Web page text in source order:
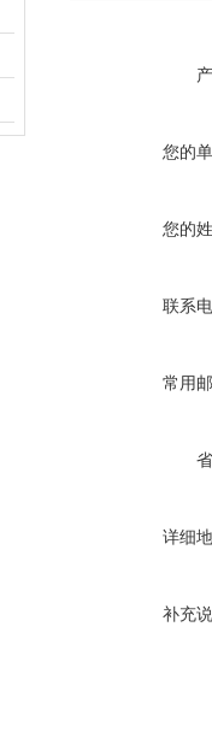
您的
您的
联系
常用
详细
补充